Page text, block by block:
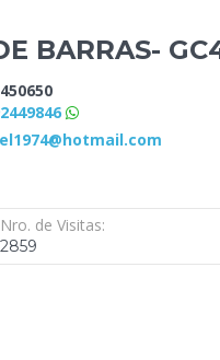
BARRAS-
Nro. de Visitas:
2859